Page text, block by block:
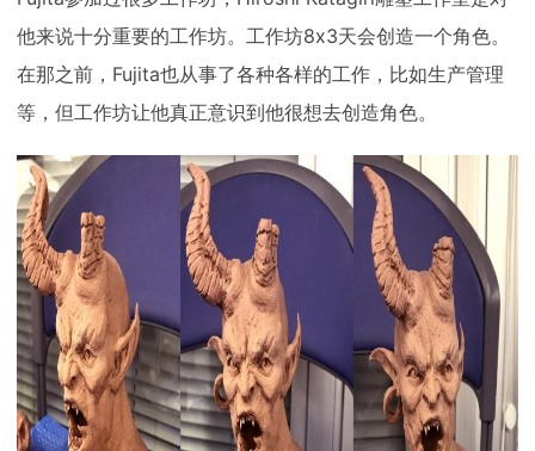
他来说十分重要的工作坊。工作坊8x3天会创造一个角色。
在那之前，Fujita也从事了各种各样的工作，比如生产管理
等，但工作坊让他真正意识到他很想去创造角色。